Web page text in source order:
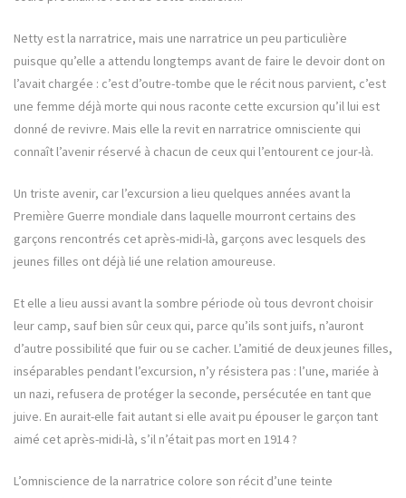
Netty est la narratrice, mais une narratrice un peu particulière
puisque qu’elle a attendu longtemps avant de faire le devoir dont on
l’avait chargée : c’est d’outre-tombe que le récit nous parvient, c’est
une femme déjà morte qui nous raconte cette excursion qu’il lui est
donné de revivre. Mais elle la revit en narratrice omnisciente qui
connaît l’avenir réservé à chacun de ceux qui l’entourent ce jour-là.
Un triste avenir, car l’excursion a lieu quelques années avant la
Première Guerre mondiale dans laquelle mourront certains des
garçons rencontrés cet après-midi-là, garçons avec lesquels des
jeunes filles ont déjà lié une relation amoureuse.
Et elle a lieu aussi avant la sombre période où tous devront choisir
leur camp, sauf bien sûr ceux qui, parce qu’ils sont juifs, n’auront
d’autre possibilité que fuir ou se cacher. L’amitié de deux jeunes filles,
inséparables pendant l’excursion, n’y résistera pas : l’une, mariée à
un nazi, refusera de protéger la seconde, persécutée en tant que
juive. En aurait-elle fait autant si elle avait pu épouser le garçon tant
aimé cet après-midi-là, s’il n’était pas mort en 1914 ?
L’omniscience de la narratrice colore son récit d’une teinte